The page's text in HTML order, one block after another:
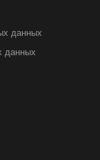
данных
данных